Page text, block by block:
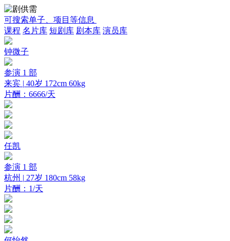
可搜索单子、项目等信息
课程 名片库 短剧库 剧本库 演员库
钟微子
参演 1 部
来宾 | 40岁 172cm 60kg
片酬：6666/天
任凯
参演 1 部
杭州 | 27岁 180cm 58kg
片酬：1/天